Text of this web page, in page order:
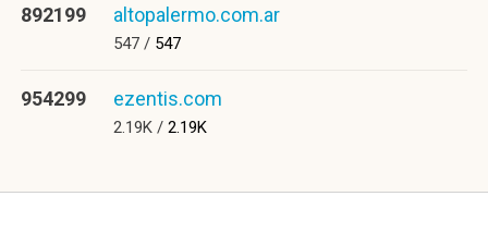
892199 altopalermo.com.ar
547 / 547
954299 ezentis.com
2.19K / 2.19K